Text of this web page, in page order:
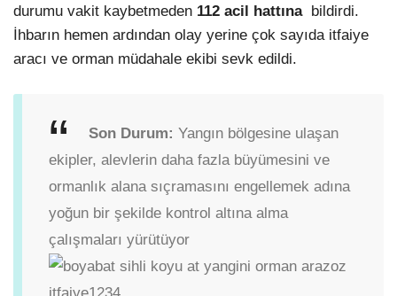
durumu vakit kaybetmeden 112 acil hattına bildirdi.
İhbarın hemen ardından olay yerine çok sayıda itfaiye
aracı ve orman müdahale ekibi sevk edildi.
Son Durum: Yangın bölgesine ulaşan
ekipler, alevlerin daha fazla büyümesini ve
ormanlık alana sıçramasını engellemek adına
yoğun bir şekilde kontrol altına alma
çalışmaları yürütüyor